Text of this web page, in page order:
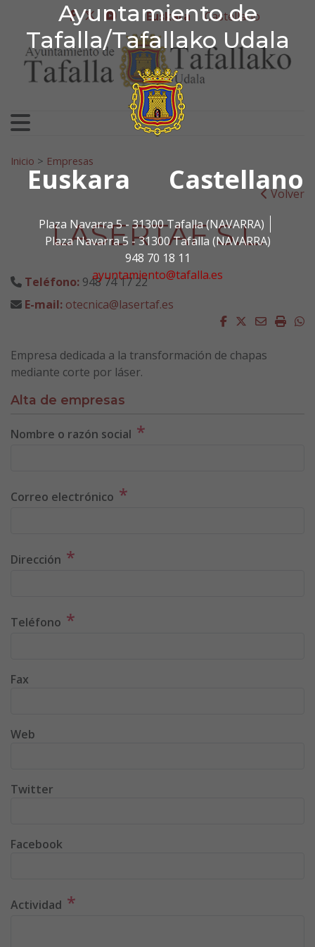
Ayuntamiento de
Tafalla/Tafallako Udala
Euskara Castellano
Plaza Navarra 5 - 31300 Tafalla (NAVARRA)
Plaza Navarra 5 - 31300 Tafalla (NAVARRA)
948 70 18 11
ayuntamiento@tafalla.es
Ir al contenido
Ayuntamiento de
facebook
twitter
youtube
Euskara Castellano
Bilatu:
Inicio > Empresas
Volver
LASERTAF S.L.
Teléfono: 948 74 17 22
E-mail: otecnica@lasertaf.es
Facebook
Twitter
Email
Empresa dedicada a la transformación de chapas
mediante corte por láser.
Alta de empresas
Nombre o razón social *
Correo electrónico *
Dirección *
Teléfono *
Fax
Web
Twitter
Facebook
Actividad *